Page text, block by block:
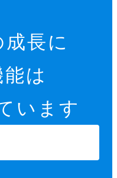
長に
は
います